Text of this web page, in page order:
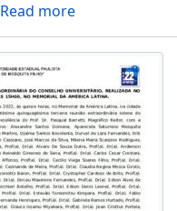
Read more